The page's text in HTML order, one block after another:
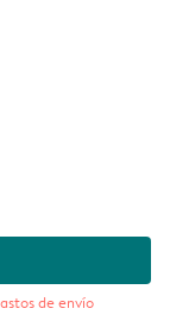
de envío